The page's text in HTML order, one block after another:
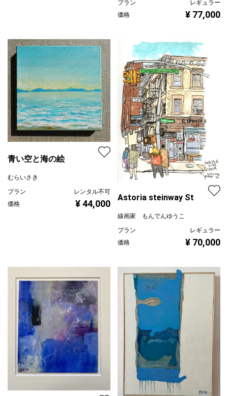
プラン
レギュラー
価格
¥ 77,000
青い空と海の絵
むらいさき
プラン
レンタル不可
価格
¥ 44,000
Astoria steinway St
線画家 もんでんゆうこ
プラン
レギュラー
価格
¥ 70,000